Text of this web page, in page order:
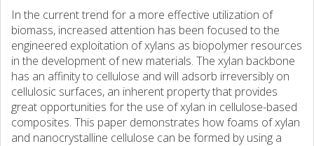
In the current trend for a more effective utilization of
biomass, increased attention has been focused to the
engineered exploitation of xylans as biopolymer resources
in the development of new materials. The xylan backbone
has an affinity to cellulose and will adsorb irreversibly on
cellulosic surfaces, an inherent property that provides
great opportunities for the use of xylan in cellulose-based
composites. This paper demonstrates how foams of xylan
and nanocrystalline cellulose can be formed by using a